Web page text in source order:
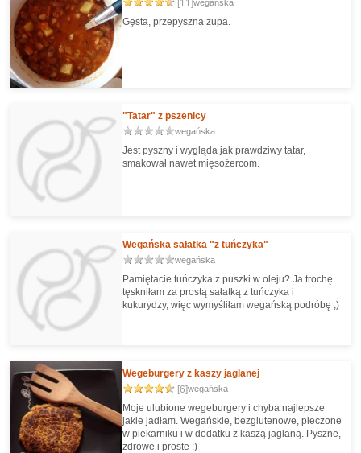
[11] wegańska
Gęsta, przepyszna zupa.
"Tatar" z pszenicy
wegańska
Jest pyszny i wygląda jak prawdziwy tatar,
smakował nawet mięsożercom.
Wegańska sałatka "z tuńczyka"
wegańska
Pamiętacie tuńczyka z puszki w oleju? Ja trochę
tęskniłam za prostą sałatką z tuńczyka i
kukurydzy, więc wymyśliłam wegańską podróbę ;)
Wegeburgery z kaszy jaglanej
[6]wegańska
Moje ulubione wegeburgery i chyba najlepsze
jakie jadłam. Wegańskie, bezglutenowe, pieczone
w piekarniku i w dodatku z kaszą jaglaną. Pyszne,
zdrowe i proste :)